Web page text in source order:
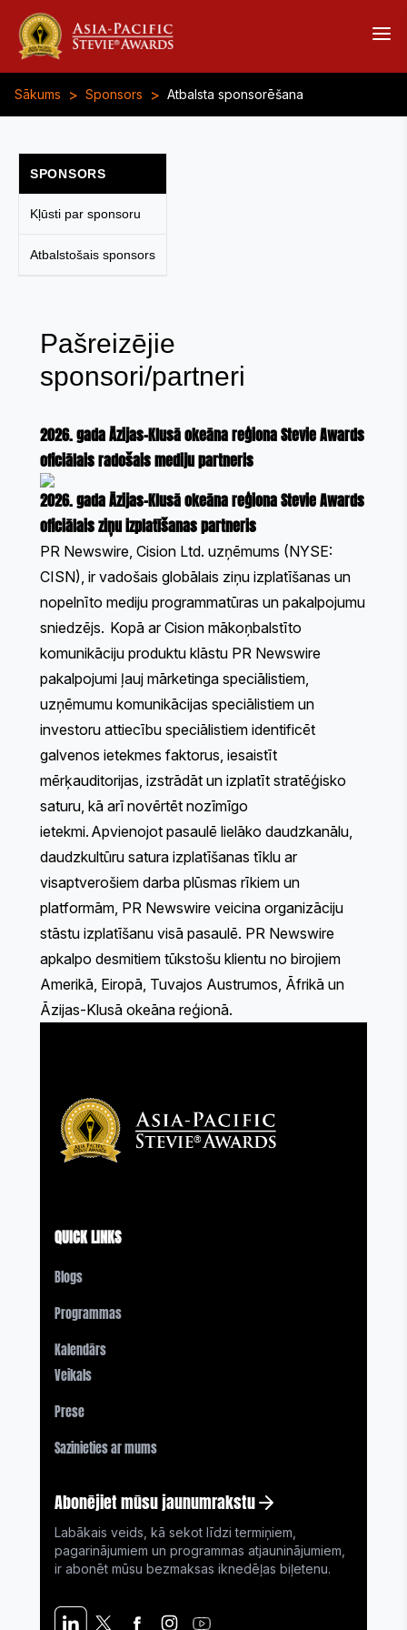
Sākums > Sponsors > Atbalsta sponsorēšana
SPONSORS
Kļūsti par sponsoru
Atbalstošais sponsors
Pašreizējie
sponsori/partneri
2026. gada Āzijas-Klusā okeāna reģiona Stevie Awards
oficiālais radošais mediju partneris
2026. gada Āzijas-Klusā okeāna reģiona Stevie Awards
oficiālais ziņu izplatīšanas partneris
PR Newswire, Cision Ltd. uzņēmums (NYSE:
CISN), ir vadošais globālais ziņu izplatīšanas un
nopelnīto mediju programmatūras un pakalpojumu
sniedzējs. Kopā ar Cision mākoņbalstīto
komunikāciju produktu klāstu PR Newswire
pakalpojumi ļauj mārketinga speciālistiem,
uzņēmumu komunikācijas speciālistiem un
investoru attiecību speciālistiem identificēt
galvenos ietekmes faktorus, iesaistīt
mērķauditorijas, izstrādāt un izplatīt stratēģisko
saturu, kā arī novērtēt nozīmīgo
ietekmi. Apvienojot pasaulē lielāko daudzkanālu,
daudzkultūru satura izplatīšanas tīklu ar
visaptverošiem darba plūsmas rīkiem un
platformām, PR Newswire veicina organizāciju
stāstu izplatīšanu visā pasaulē. PR Newswire
apkalpo desmitiem tūkstošu klientu no birojiem
Amerikā, Eiropā, Tuvajos Austrumos, Āfrikā un
Āzijas-Klusā okeāna reģionā.
QUICK LINKS
Blogs
Programmas
Kalendārs
Veikals
Prese
Sazinieties ar mums
Abonējiet mūsu jaunumrakstu
Labākais veids, kā sekot līdzi termiņiem,
pagarinājumiem un programmas atjauninājumiem,
ir abonēt mūsu bezmaksas iknedēļas biļetenu.